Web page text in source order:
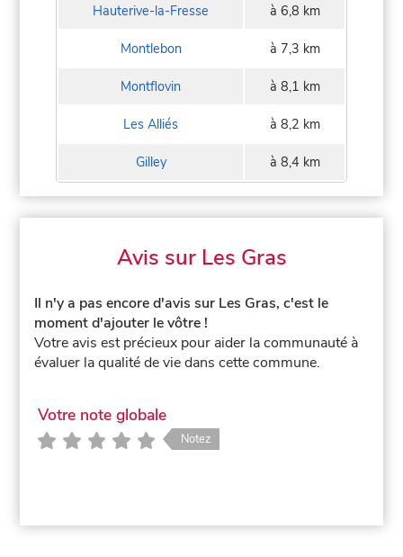
Hauterive-la-Fresse à 6,8 km
Montlebon à 7,3 km
Montflovin à 8,1 km
Les Alliés à 8,2 km
Gilley à 8,4 km
Avis sur Les Gras
Il n'y a pas encore d'avis sur Les Gras, c'est le
moment d'ajouter le vôtre !
Votre avis est précieux pour aider la communauté à
évaluer la qualité de vie dans cette commune.
Votre note globale
Notez